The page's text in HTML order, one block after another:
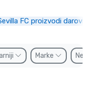
FC proizvodi darovi
Marke Ne